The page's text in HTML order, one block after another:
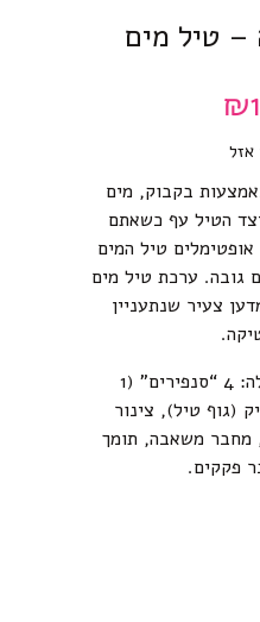
טיל מים
₪
אזל
בקבוק, מים
הטיל עף כשאתם
טיל המים
ל-30 מטרים גובה. ערכת טיל מים
צעיר שנתעניין
ערכת טיל המים מכילה: 4 “סנפירים” (1
(גוף טיל), צינור
מחבר משאבה, תומך
פקקים.